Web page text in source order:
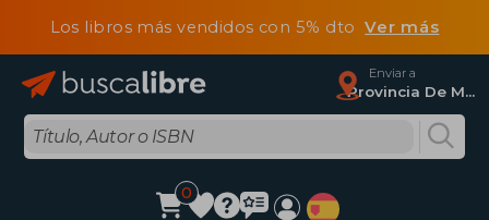
Los libros más vendidos con 5% dtoVer más
Enviar a
Provincia De Madrid
0